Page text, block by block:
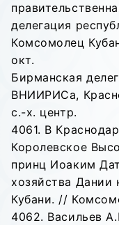
делегация
Комсомолец
окт.
Бирманская
ВНИИРИСа,
с.-х. центр.
4061. В
Королевское
принц Иоаким
хозяйства Дании
Кубани. //
4062. Васильев